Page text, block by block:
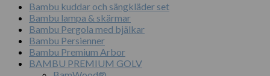
Bambu kuddar och sängkläder set
Bambu lampa & skärmar
Bambu Pergola med bjälkar
Bambu Persienner
Bambu Premium Arbor
BAMBU PREMIUM GOLV